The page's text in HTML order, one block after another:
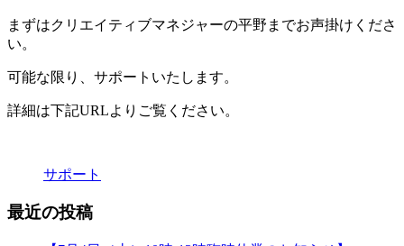
まずはクリエイティブマネジャーの平野までお声掛けくださ
い。
可能な限り、サポートいたします。
詳細は下記URLよりご覧ください。
サポート
最近の投稿